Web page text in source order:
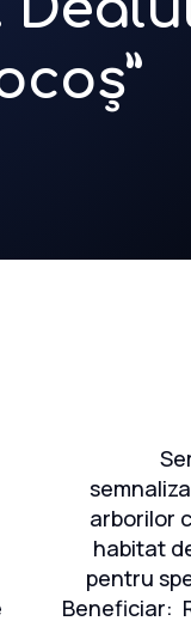
arborilor
habitat
pentru
Beneficiar: